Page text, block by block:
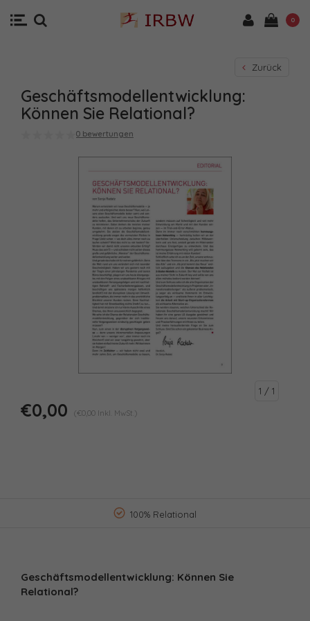
0
Zurück
Geschäftsmodellentwicklung:
Können Sie Relational?
0 bewertungen
1 / 1
€0,00 (€0,00 Inkl. MwSt.)
100% Relational
Geschäftsmodellentwicklung: Können Sie
Relational?